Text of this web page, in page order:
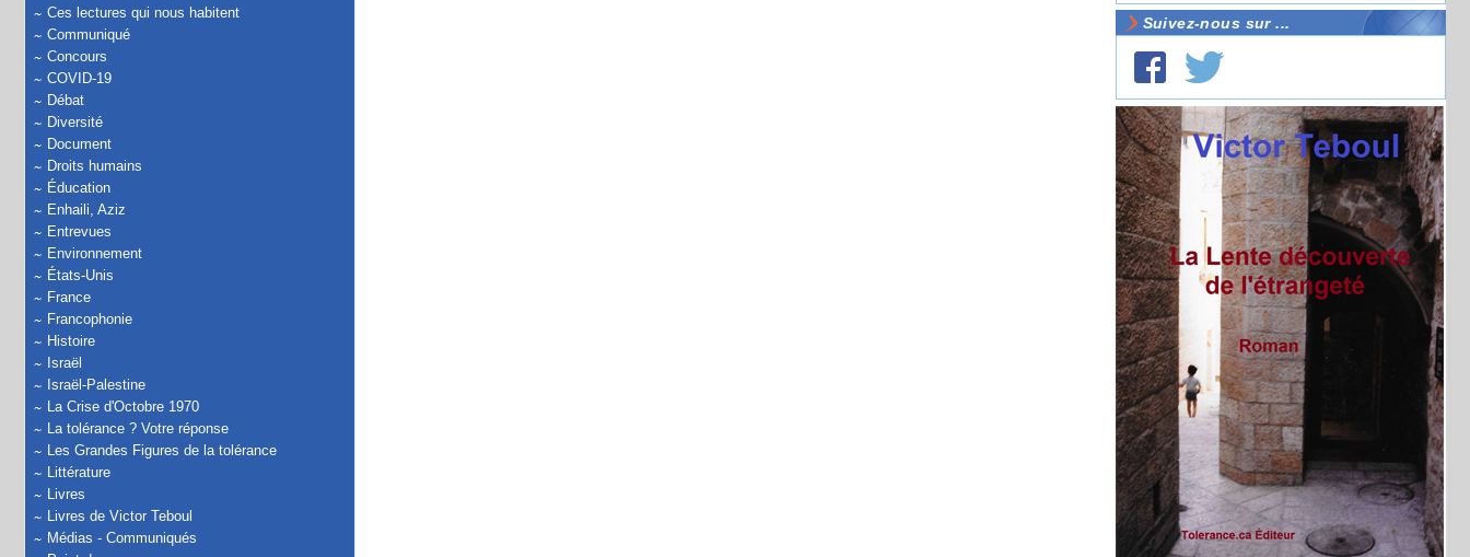
Ces lectures qui nous habitent
Communiqué
Concours
COVID-19
Débat
Diversité
Document
Droits humains
Éducation
Enhaili, Aziz
Entrevues
Environnement
États-Unis
France
Francophonie
Histoire
Israël
Israël-Palestine
La Crise d'Octobre 1970
La tolérance ? Votre réponse
Les Grandes Figures de la tolérance
Littérature
Livres
Livres de Victor Teboul
Médias - Communiqués
Suivez-nous sur ...